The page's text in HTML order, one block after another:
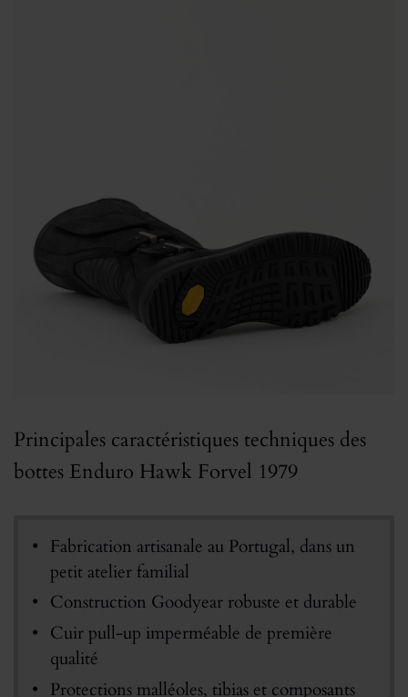
Principales caractéristiques techniques des
bottes Enduro Hawk Forvel 1979
Fabrication artisanale au Portugal, dans un
petit atelier familial
Construction Goodyear robuste et durable
Cuir pull-up imperméable de première
qualité
Protections malléoles, tibias et composants